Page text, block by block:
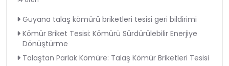
Guyana talaş kömürü briketleri tesisi geri bildirimi
Kömür Briket Tesisi: Kömürü Sürdürülebilir Enerjiye
Dönüştürme
Talaştan Parlak Kömüre: Talaş Kömür Briketleri Tesisi